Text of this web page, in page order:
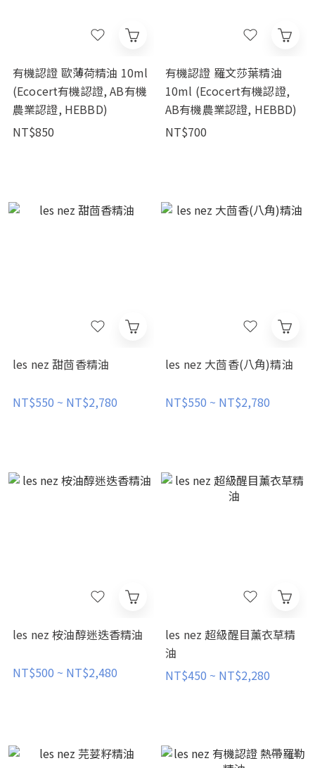
有機認證 歐薄荷精油 10ml
(Ecocert有機認證, AB有機
農業認證, HEBBD)
NT$850
有機認證 羅文莎葉精油
10ml (Ecocert有機認證,
AB有機農業認證, HEBBD)
NT$700
les nez 甜茴香精油
NT$550 ~ NT$2,780
les nez 大茴香(八角)精油
NT$550 ~ NT$2,780
les nez 桉油醇迷迭香精油
NT$500 ~ NT$2,480
les nez 超級醒目薰衣草精
油
NT$450 ~ NT$2,280